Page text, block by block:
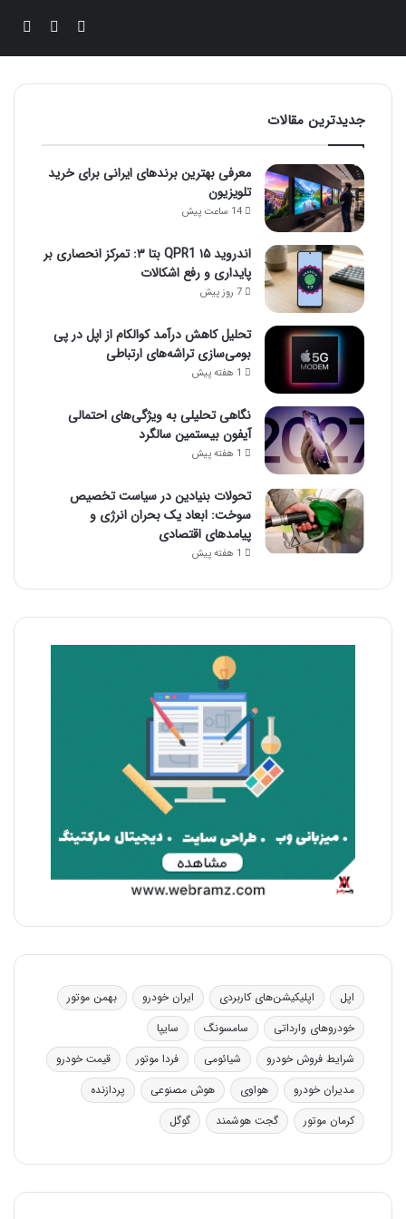
ورود تغییر
جدیدترین مقالات
معرفی بهترین برندهای ایرانی برای خرید
تلویزیون
14 ساعت پیش
اندروید ۱۵ QPR1 بتا ۳: تمرکز انحصاری بر
پایداری و رفع اشکالات
7 روز پیش
تحلیل کاهش درآمد کوالکام از اپل در پی
بومی‌سازی تراشه‌های ارتباطی
1 هفته پیش
نگاهی تحلیلی به ویژگی‌های احتمالی
آیفون بیستمین سالگرد
1 هفته پیش
تحولات بنیادین در سیاست تخصیص
سوخت: ابعاد یک بحران انرژی و
پیامدهای اقتصادی
1 هفته پیش
اپل اپلیکیشن‌های کاربردی ایران خودرو
بهمن موتور
خودروهای وارداتی
سامسونگ
سایپا
شرایط فروش خودرو
شیائومی فردا موتور
قیمت خودرو
مدیران خودرو
هواوی هوش مصنوعی
پردازنده
کرمان موتور
گجت هوشمند گوگل